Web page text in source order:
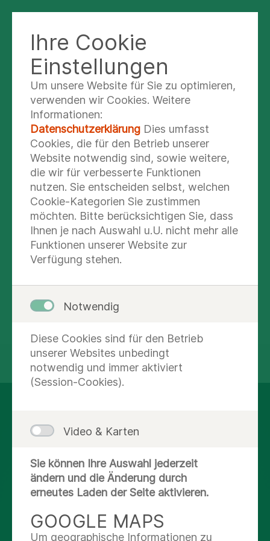
Kontakt
SPRECHEN SIE UNS AN
Asklepios Klinik Sebnitz
Anmeldung & Auskunft
Nachricht schreiben
+49 (35971) 6 - 0
teilen tweet
BLEIBEN
Facebook
Youtube
Ihre Cookie
Einstellungen
Um unsere Website für Sie zu optimieren,
verwenden wir Cookies. Weitere
Informationen:
Datenschutzerklärung Dies umfasst
Cookies, die für den Betrieb unserer
Website notwendig sind, sowie weitere,
die wir für verbesserte Funktionen
nutzen. Sie entscheiden selbst, welchen
Cookie-Kategorien Sie zustimmen
möchten. Bitte berücksichtigen Sie, dass
Ihnen je nach Auswahl u.U. nicht mehr alle
Funktionen unserer Website zur
Verfügung stehen.
Notwendig
Diese Cookies sind für den Betrieb
unserer Websites unbedingt
notwendig und immer aktiviert
(Session-Cookies).
Video & Karten
Sie können Ihre Auswahl jederzeit
ändern und die Änderung durch
erneutes Laden der Seite aktivieren.
GOOGLE MAPS
Um geographische Informationen zu